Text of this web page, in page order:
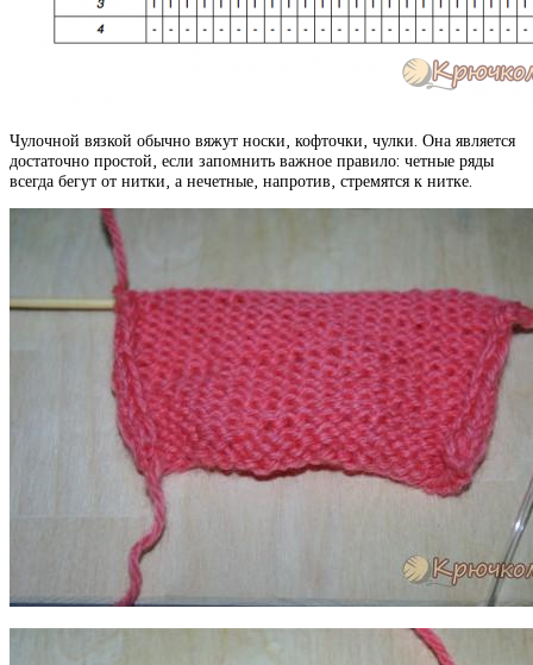
Чулочной вязкой обычно вяжут носки, кофточки, чулки. Она является
достаточно простой, если запомнить важное правило: четные ряды
всегда бегут от нитки, а нечетные, напротив, стремятся к нитке.